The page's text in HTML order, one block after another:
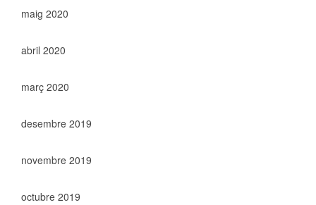
maig 2020
abril 2020
març 2020
desembre 2019
novembre 2019
octubre 2019